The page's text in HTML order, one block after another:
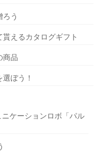
う
えるカタログギフト
商品
ぼう！
ケーションロボ「パル